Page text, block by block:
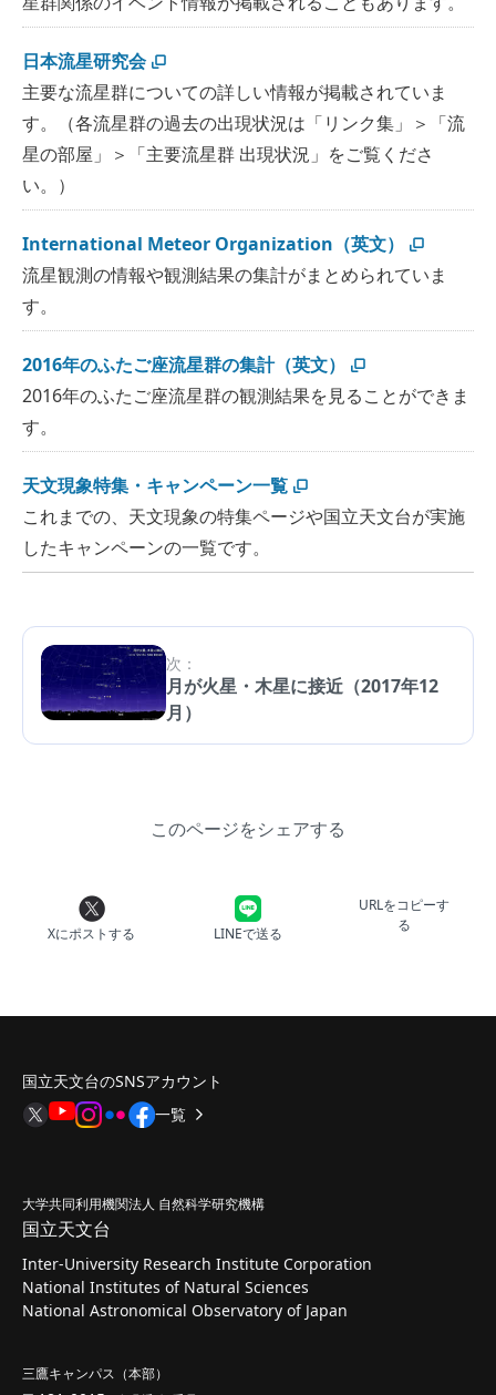
日本流星研究会
主要な流星群についての詳しい情報が掲載されていま
す。（各流星群の過去の出現状況は「リンク集」＞「流
星の部屋」＞「主要流星群 出現状況」をご覧くださ
い。）
International Meteor Organization（英文）
流星観測の情報や観測結果の集計がまとめられていま
す。
2016年のふたご座流星群の集計（英文）
2016年のふたご座流星群の観測結果を見ることができま
す。
天文現象特集・キャンペーン一覧
これまでの、天文現象の特集ページや国立天文台が実施
したキャンペーンの一覧です。
次：
月が火星・木星に接近（2017年12
月）
このページをシェアする
Xにポストする LINEで送る
URLをコピーす
る
国立天文台のSNSアカウント
一覧
大学共同利用機関法人 自然科学研究機構
国立天文台
Inter-University Research Institute Corporation
National Institutes of Natural Sciences
National Astronomical Observatory of Japan
三鷹キャンパス（本部）